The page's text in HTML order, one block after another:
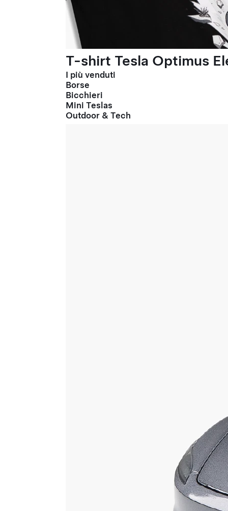
T-shirt Tesla Optimus
I più venduti
Borse
Bicchieri
Mini Teslas
Outdoor & Tech